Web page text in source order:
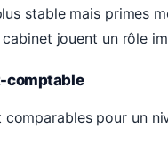
stable mais primes
jouent un rôle
comptable
pour un